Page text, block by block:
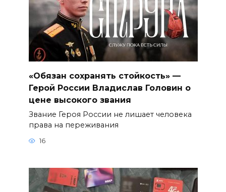
«Обязан сохранять стойкость» —
Герой России Владислав Головин о
цене высокого звания
Звание Героя России не лишает человека
права на переживания
16